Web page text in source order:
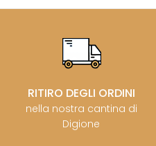
RITIRO DEGLI ORDINI
nella nostra cantina di
Digione